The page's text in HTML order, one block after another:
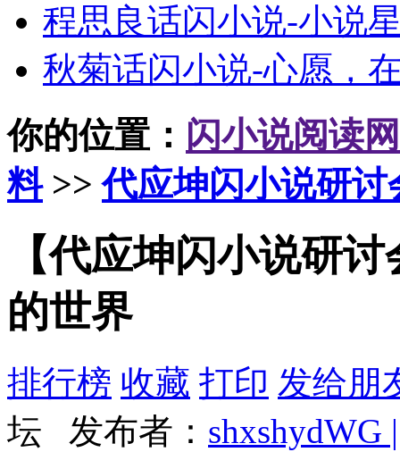
程思良话闪小说-小说
秋菊话闪小说-心愿，
你的位置： 闪小说阅读网
料>>代应坤闪小说研讨
【代应坤闪小说研
的世界
排行榜 收藏 打印 发给朋
坛 发布者： shxshydWG |